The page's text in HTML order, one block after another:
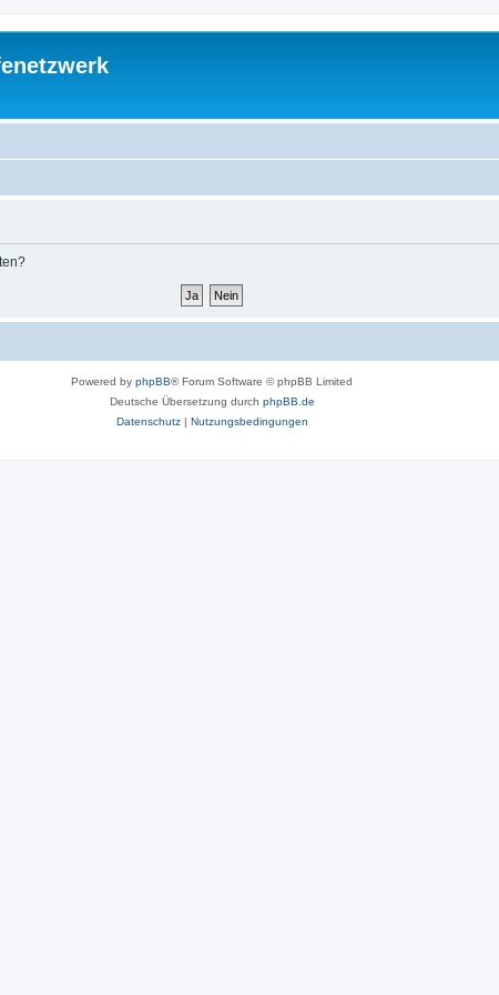
Powered by phpBB® Forum Software © phpBB Limited
Deutsche Übersetzung durch phpBB.de
Datenschutz| Nutzungsbedingungen